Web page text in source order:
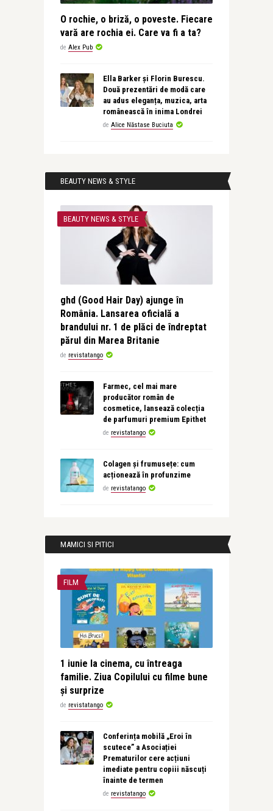
O rochie, o briză, o poveste. Fiecare
vară are rochia ei. Care va fi a ta?
de Alex Pub
Ella Barker și Florin Burescu.
Două prezentări de modă care
au adus eleganța, muzica, arta
românească în inima Londrei
de Alice Năstase Buciuta
BEAUTY NEWS & STYLE
BEAUTY NEWS & STYLE
ghd (Good Hair Day) ajunge în
România. Lansarea oficială a
brandului nr. 1 de plăci de îndreptat
părul din Marea Britanie
de revistatango
Farmec, cel mai mare
producător român de
cosmetice, lansează colecția
de parfumuri premium Epithet
de revistatango
Colagen și frumusețe: cum
acționează în profunzime
de revistatango
MAMICI SI PITICI
FILM
1 iunie la cinema, cu întreaga
familie. Ziua Copilului cu filme bune
și surprize
de revistatango
Conferința mobilă „Eroi în
scutece” a Asociației
Prematurilor cere acțiuni
imediate pentru copiii născuți
înainte de termen
de revistatango